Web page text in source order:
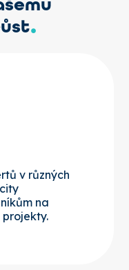
.
v různých
na